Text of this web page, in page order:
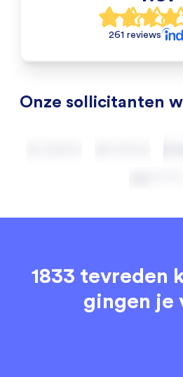
261 reviews
Onze sollicitanten
1833 tevreden
gingen je